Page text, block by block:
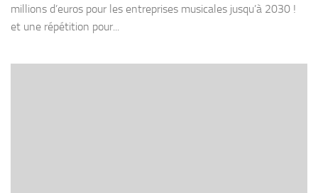
millions d’euros pour les entreprises musicales jusqu’à 2030 !
et une répétition pour...